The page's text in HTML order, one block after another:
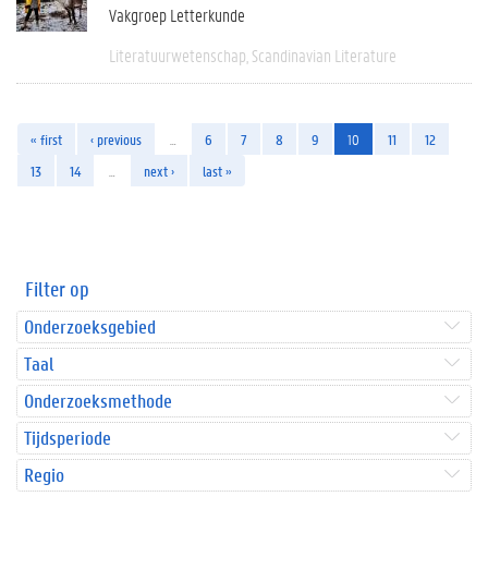
Vakgroep Letterkunde
Literatuurwetenschap Scandinavian Literature
« first ‹ previous 6 7 8 9 10 11
12
13
14 next › last »
Filter op
Onderzoeksgebied
Taal
Onderzoeksmethode
Tijdsperiode
Regio